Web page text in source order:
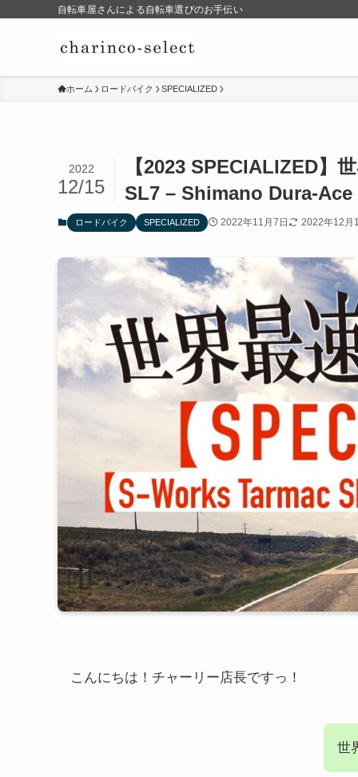
自転車屋さんによる自転車選びのお手伝い
ホーム ロードバイク SPECIALIZED
【2023 SPECIALIZED】
SL7 – Shimano Dura-Ace
2022
12/15
ロードバイク SPECIALIZED 2022年11月7日 2022年12月
こんにちは！チャーリー店長ですっ！
世